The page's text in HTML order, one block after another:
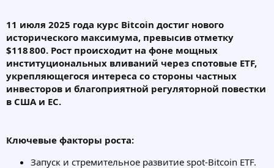
11 июля 2025 года курс Bitcoin достиг нового
исторического максимума, превысив отметку
$118 800. Рост происходит на фоне мощных
институциональных вливаний через спотовые ETF,
укрепляющегося интереса со стороны частных
инвесторов и благоприятной регуляторной повестки
в США и ЕС.
Ключевые факторы роста:
Запуск и стремительное развитие spot-Bitcoin ETF.